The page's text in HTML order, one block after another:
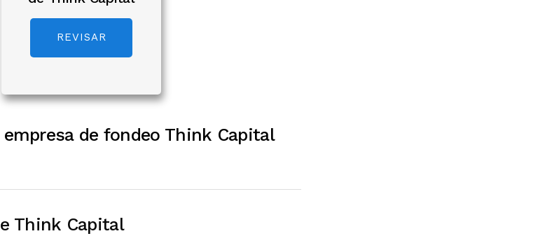
REVISAR
de fondeo Think Capital
Think Capital